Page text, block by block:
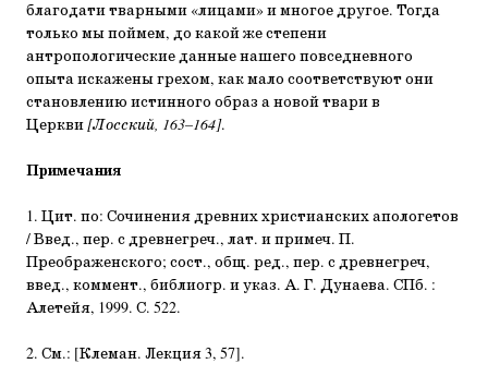
благодати тварными «лицами» и многое другое. Тогда
только мы поймем, до какой же степени
антропологические данные нашего повседневного
опыта искажены грехом, как мало соответствуют они
становлению истинного образ а новой твари в
Церкви[Лосский, 163–164].
Примечания
1. Цит. по: Сочинения древних христианских апологетов
/ Введ., пер. с древнегреч., лат. и примеч. П.
Преображенского; сост., общ. ред., пер. с древнегреч,
введ., коммент., библиогр. и указ. А. Г. Дунаева. СПб. :
Алетейя, 1999. С. 522.
2. См.: [Клеман. Лекция 3, 57].